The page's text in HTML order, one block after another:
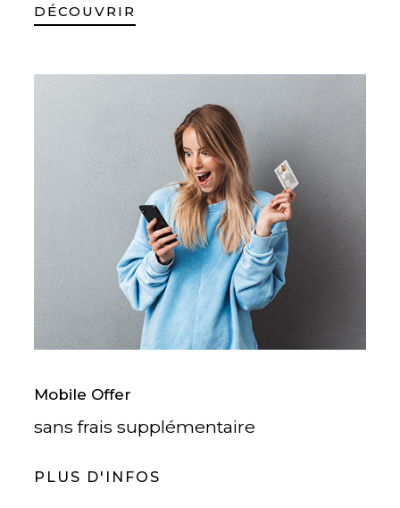
DÉCOUVRIR
Mobile Offer
sans frais supplémentaire
PLUS D'INFOS